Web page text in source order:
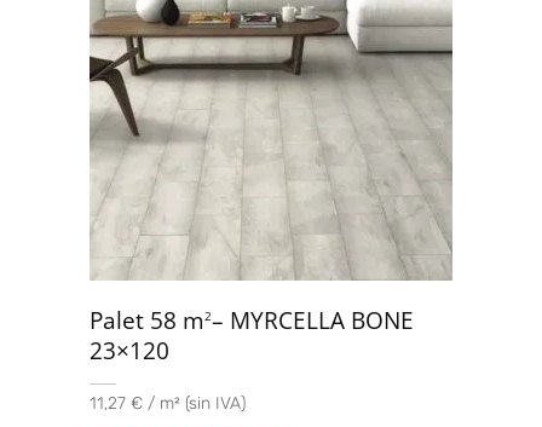
Palet 58 m2– MYRCELLA BONE
23×120
11,27 € / m² (sin IVA)